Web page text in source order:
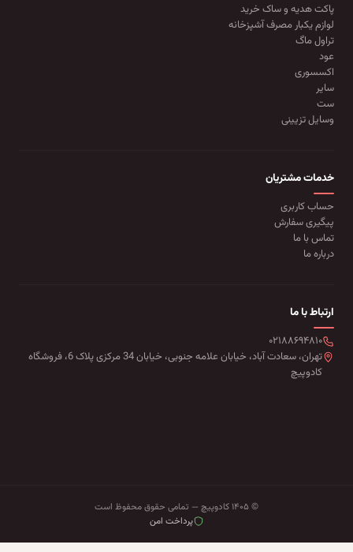
پاکت هدیه و ساک خرید
لوازم یکبار مصرف آشپزخانه
تراول ماگ
عود
اکسسوری
سایر
ست
وسایل تزیینی
خدمات مشتریان
حساب کاربری
پیگیری سفارش
تماس با ما
درباره ما
ارتباط با ما
۰۲۱۸۸۶۹۴۸۱۰
تهران، سعادت آباد، خیابان علامه جنوبی، خیابان 34 مرکزی پلاک 6، فروشگاه
کادوپیچ
© ۱۴۰۵ کادوپیچ — تمامی حقوق محفوظ است
پرداخت امن